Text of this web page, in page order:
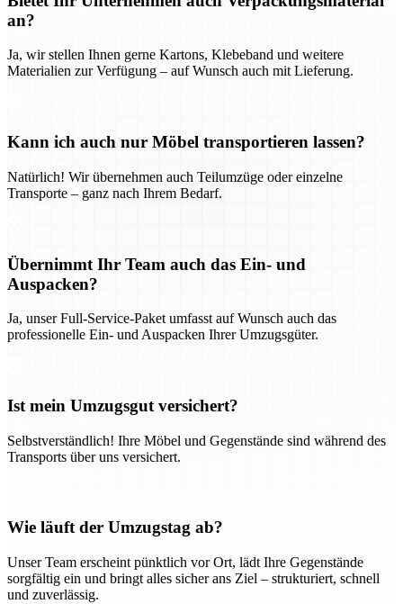
an?
Ja, wir stellen Ihnen gerne Kartons, Klebeband und weitere
Materialien zur Verfügung – auf Wunsch auch mit Lieferung.
Kann ich auch nur Möbel transportieren lassen?
Natürlich! Wir übernehmen auch Teilumzüge oder einzelne
Transporte – ganz nach Ihrem Bedarf.
Übernimmt Ihr Team auch das Ein- und
Auspacken?
Ja, unser Full-Service-Paket umfasst auf Wunsch auch das
professionelle Ein- und Auspacken Ihrer Umzugsgüter.
Ist mein Umzugsgut versichert?
Selbstverständlich! Ihre Möbel und Gegenstände sind während des
Transports über uns versichert.
Wie läuft der Umzugstag ab?
Unser Team erscheint pünktlich vor Ort, lädt Ihre Gegenstände
sorgfältig ein und bringt alles sicher ans Ziel – strukturiert, schnell
und zuverlässig.